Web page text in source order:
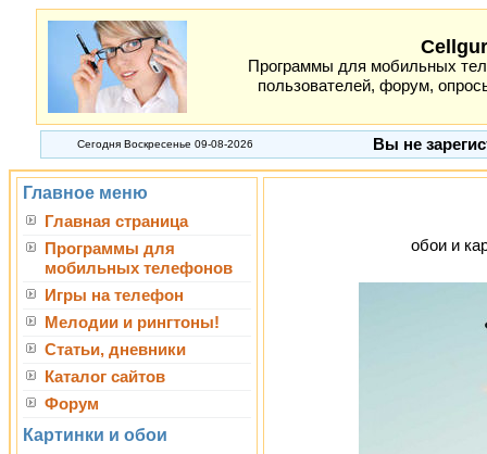
Программы для мобильных
пользователей, форум,
Сегодня Воскресенье 09-08-2026 Вы не
Главное меню
Главная страница
Программы для
мобильных телефонов
Игры на телефон
Мелодии и рингтоны!
Статьи, дневники
Каталог сайтов
Форум
Картинки и обои
обои и